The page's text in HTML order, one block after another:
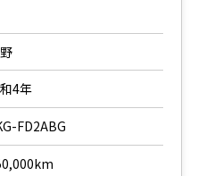
4年
FD2ABG